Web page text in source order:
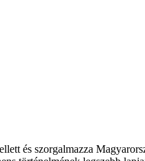
és szorgalmazza